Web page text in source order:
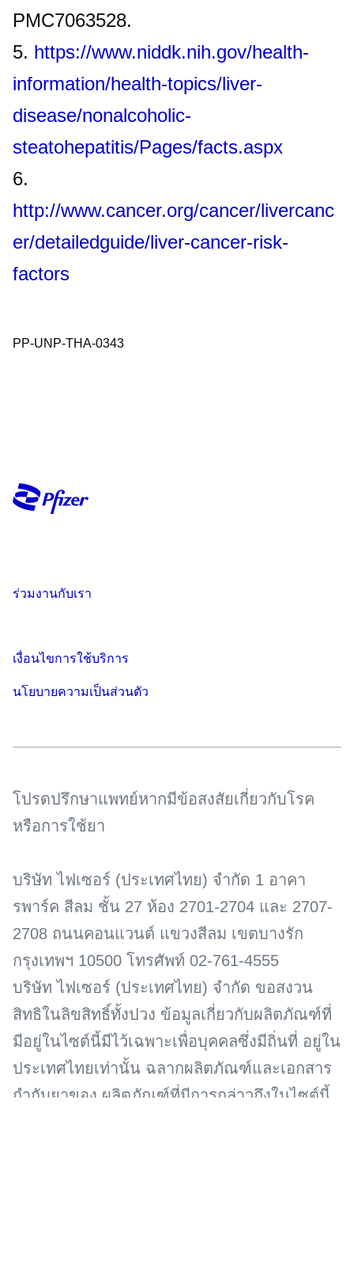
PMC7063528.​
5. https://www.niddk.nih.gov/health-
information/health-topics/liver-
disease/nonalcoholic-
steatohepatitis/Pages/facts.aspx
6.
http://www.cancer.org/cancer/livercanc
er/detailedguide/liver-cancer-risk-
factors
PP-UNP-THA-0343
ร่วมงานกับเรา
เงื่อนไขการใช้บริการ
นโยบายความเป็นส่วนตัว
โปรดปรึกษาแพทย์หากมีข้อสงสัยเกี่ยวกับโรค
หรือการใช้ยา
บริษัท ไฟเซอร์ (ประเทศไทย) จำกัด 1 อาคา
รพาร์ค สีลม ชั้น 27 ห้อง 2701-2704 และ 2707-
2708 ถนนคอนแวนต์ แขวงสีลม เขตบางรัก
กรุงเทพฯ 10500 โทรศัพท์ 02-761-4555
บริษัท ไฟเซอร์ (ประเทศไทย) จำกัด ขอสงวน
สิทธิในลิขสิทธิ์ทั้งปวง ข้อมูลเกี่ยวกับผลิตภัณฑ์ที่
มีอยู่ในไซต์นี้มีไว้เฉพาะเพื่อบุคคลซึ่งมีถิ่นที่ อยู่ใน
ประเทศไทยเท่านั้น ฉลากผลิตภัณฑ์และเอกสาร
กำกับยาของ ผลิตภัณฑ์ที่มีการกล่าวถึงในไซต์นี้